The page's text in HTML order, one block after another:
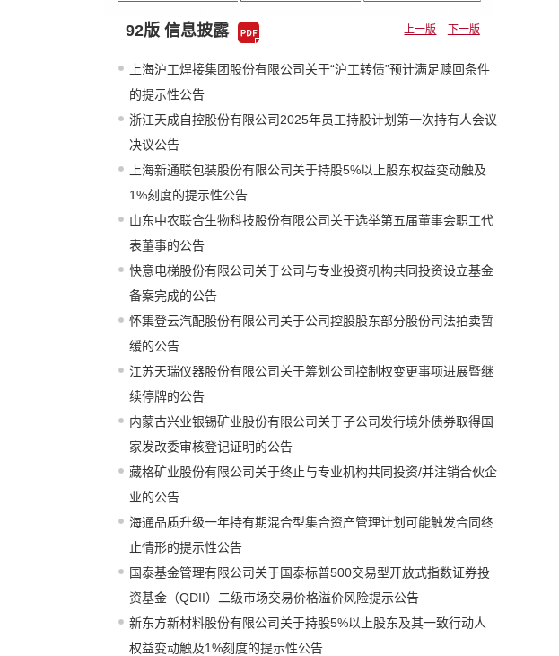
92版 信息披露 上一版 下一版
上海沪工焊接集团股份有限公司关于“沪工转债”预计满足赎回条件
的提示性公告
浙江天成自控股份有限公司2025年员工持股计划第一次持有人会议
决议公告
上海新通联包装股份有限公司关于持股5%以上股东权益变动触及
1%刻度的提示性公告
山东中农联合生物科技股份有限公司关于选举第五届董事会职工代
表董事的公告
快意电梯股份有限公司关于公司与专业投资机构共同投资设立基金
备案完成的公告
怀集登云汽配股份有限公司关于公司控股股东部分股份司法拍卖暂
缓的公告
江苏天瑞仪器股份有限公司关于筹划公司控制权变更事项进展暨继
续停牌的公告
内蒙古兴业银锡矿业股份有限公司关于子公司发行境外债券取得国
家发改委审核登记证明的公告
藏格矿业股份有限公司关于终止与专业机构共同投资/并注销合伙企
业的公告
海通品质升级一年持有期混合型集合资产管理计划可能触发合同终
止情形的提示性公告
国泰基金管理有限公司关于国泰标普500交易型开放式指数证券投
资基金（QDII）二级市场交易价格溢价风险提示公告
新东方新材料股份有限公司关于持股5%以上股东及其一致行动人
权益变动触及1%刻度的提示性公告